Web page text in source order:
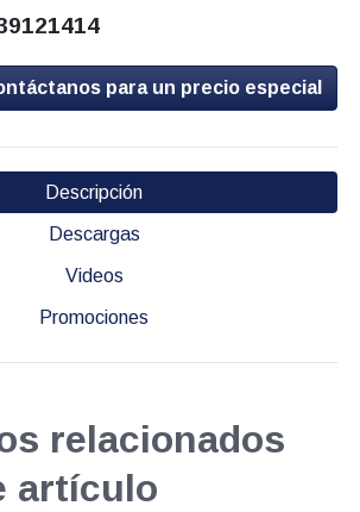
para un precio especial
Descripción
Descargas
Videos
Promociones
relacionados
artículo